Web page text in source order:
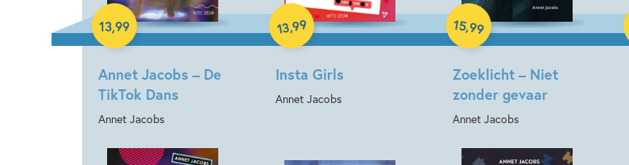
Annet Jacobs – De
TikTok Dans
Annet Jacobs
13,99
Insta Girls
Annet Jacobs
13,99
Zoeklicht – Niet
zonder gevaar
Annet Jacobs
15,99